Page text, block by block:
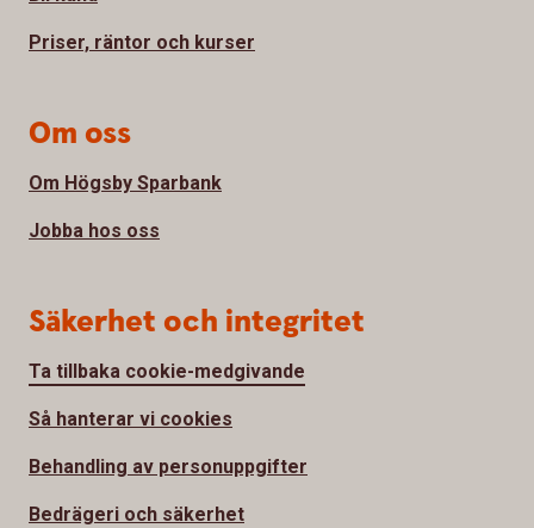
Priser, räntor och kurser
Om oss
Om Högsby Sparbank
Jobba hos oss
Säkerhet och integritet
Ta tillbaka cookie-medgivande
Så hanterar vi cookies
Behandling av personuppgifter
Bedrägeri och säkerhet